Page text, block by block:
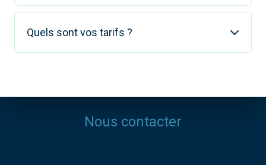
Quels sont vos tarifs ?
Nous contacter